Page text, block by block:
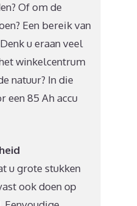
Of om de
Een bereik van
u eraan veel
winkelcentrum
natuur? In die
een 85 Ah accu
u grote stukken
ook doen op